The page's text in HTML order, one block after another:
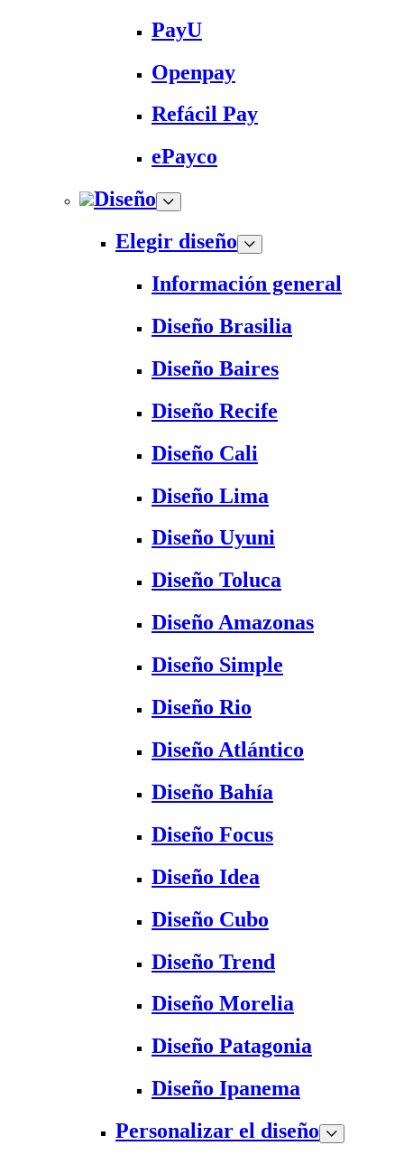
PayU
Openpay
Refácil Pay
ePayco
Diseño
Elegir diseño
Información general
Diseño Brasilia
Diseño Baires
Diseño Recife
Diseño Cali
Diseño Lima
Diseño Uyuni
Diseño Toluca
Diseño Amazonas
Diseño Simple
Diseño Rio
Diseño Atlántico
Diseño Bahía
Diseño Focus
Diseño Idea
Diseño Cubo
Diseño Trend
Diseño Morelia
Diseño Patagonia
Diseño Ipanema
Personalizar el diseño